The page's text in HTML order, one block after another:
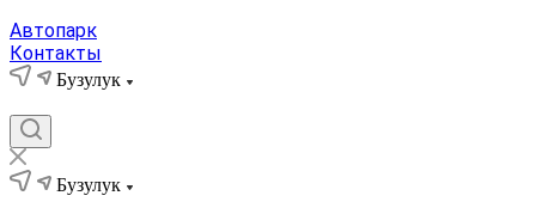
Автопарк
Контакты
Бузулук
Бузулук